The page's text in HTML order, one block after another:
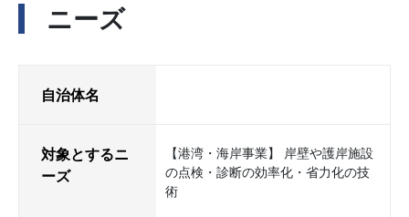
ニーズ
自治体名
対象とするニ
ーズ
【港湾・海岸事業】 岸壁や護岸施設
の点検・診断の効率化・省力化の技
術